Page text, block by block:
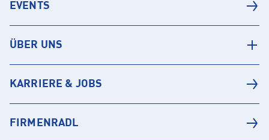
EVENTS
ÜBER UNS
KARRIERE & JOBS
FIRMENRADL